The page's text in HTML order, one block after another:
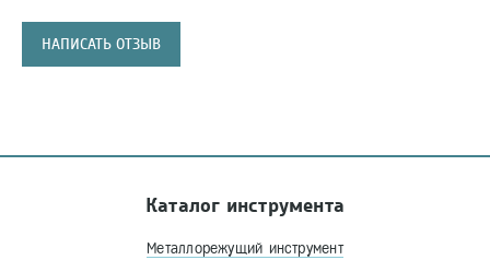
НАПИСАТЬ ОТЗЫВ
Каталог инструмента
Металлорежущий инструмент